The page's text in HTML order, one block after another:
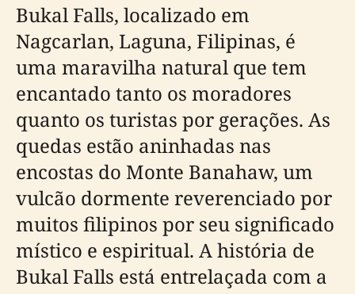
Bukal Falls, localizado em
Nagcarlan, Laguna, Filipinas, é
uma maravilha natural que tem
encantado tanto os moradores
quanto os turistas por gerações. As
quedas estão aninhadas nas
encostas do Monte Banahaw, um
vulcão dormente reverenciado por
muitos filipinos por seu significado
místico e espiritual. A história de
Bukal Falls está entrelaçada com a